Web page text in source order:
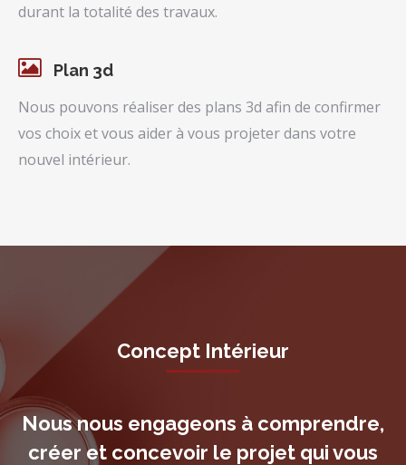
durant la totalité des travaux.
Plan 3d
Nous pouvons réaliser des plans 3d afin de confirmer
vos choix et vous aider à vous projeter dans votre
nouvel intérieur.
Concept Intérieur
Nous nous engageons à comprendre,
créer et concevoir le projet qui vous